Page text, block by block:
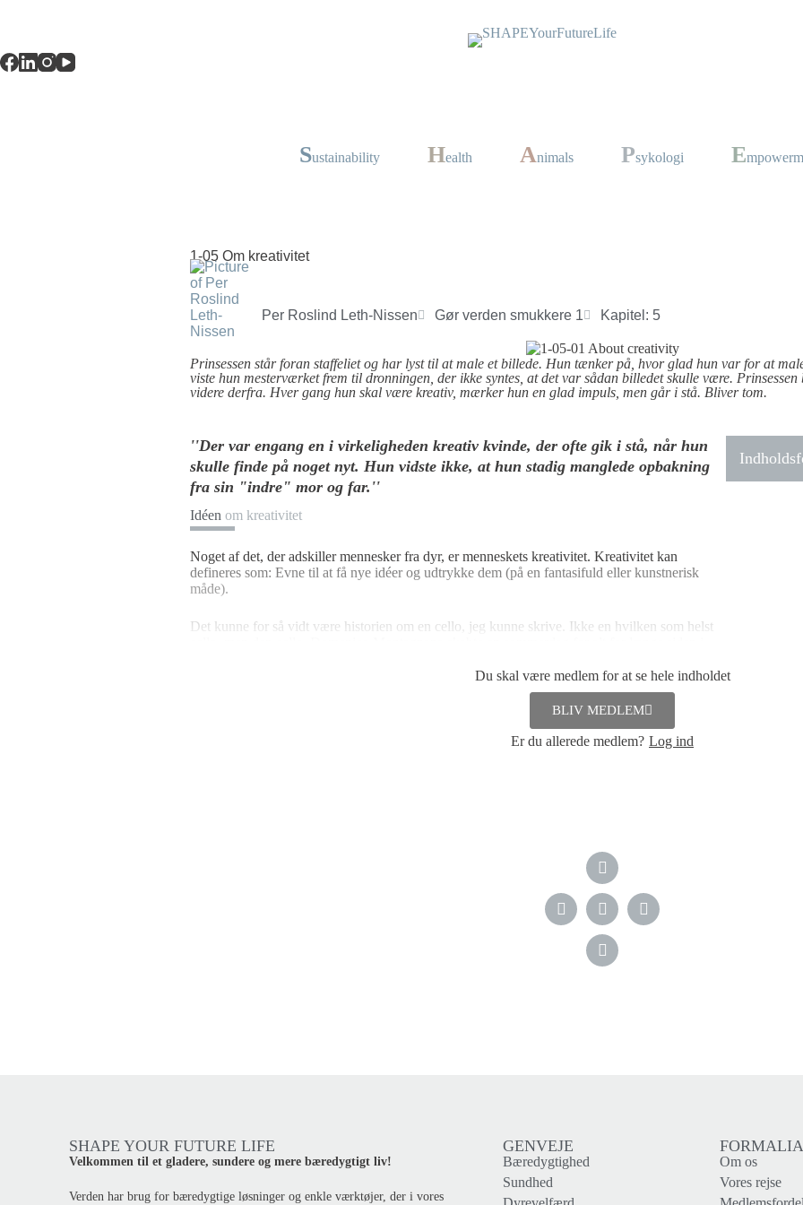
Sustainability Health Animals Psykologi E
1-05 Om kreativitet
Per Roslind Leth-Nissen Gør verden smukkere 1 Kapitel: 5
Prinsessen står foran staffeliet og har lyst til at male et billede. Hun tænker på, hvor glad hun var for at
viste hun mesterværket frem til dronningen, der ikke syntes, at det var sådan billedet skulle være.
videre derfra. Hver gang hun skal være kreativ, mærker hun en glad impuls, men går i stå. Bliver tom.
''Der var engang en i virkeligheden kreativ kvinde, der ofte gik i stå, når hun
skulle finde på noget nyt. Hun vidste ikke, at hun stadig manglede opbakning
fra sin "indre" mor og far.''
Idéen om kreativitet
Noget af det, der adskiller mennesker fra dyr, er menneskets kreativitet. Kreativitet kan
defineres som: Evne til at få nye idéer og udtrykke dem (på en fantasifuld eller kunstnerisk
måde).
Det kunne for så vidt være historien om en cello, jeg kunne skrive. Ikke en hvilken som helst
langt ud over et menneskes liv. Begyndelsen kunne være det lille frø, der sammen med andre
frø kom til at udgøre kernen i det træ, der nu i næsten 300 år har beriget verden gennem
menneskets evne til at omdanne produktet af rette frø og rette livsbetingelser til et af de fineste
Du skal være medlem for at se hele indholdet
BLIV MEDLEM
Er du allerede medlem? Log ind
SHAPE YOUR FUTURE LIFE
Velkommen til et gladere, sundere og mere bæredygtigt liv!
Verden har brug for bæredygtige løsninger og enkle værktøjer, der i vores
GENVEJE
Bæredygtighed
Sundhed
FORMALIA
Om os
Vores rejse